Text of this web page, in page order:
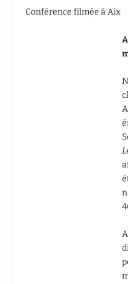
Conférence filmée à Aix